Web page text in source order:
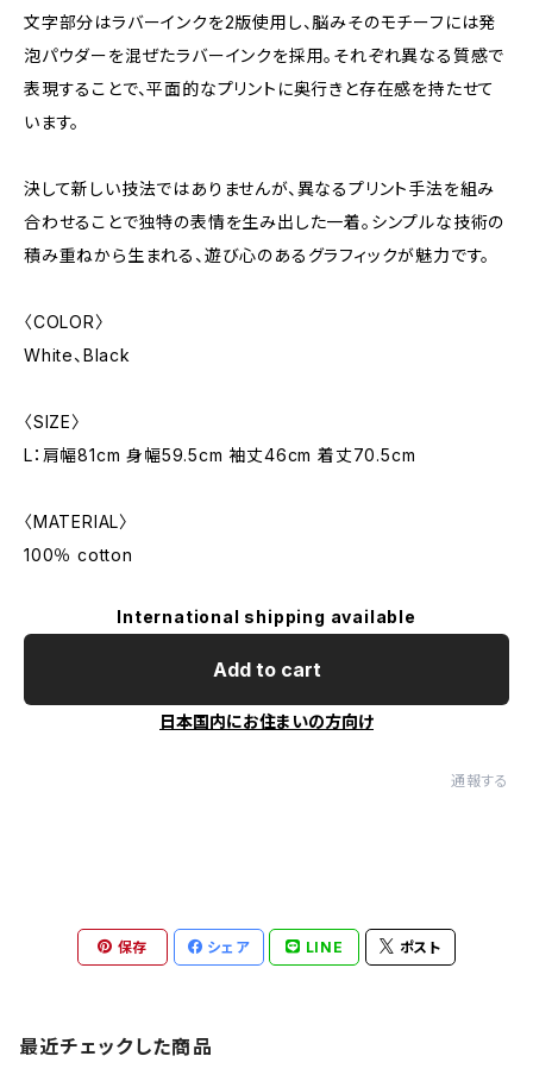
文字部分はラバーインクを2版使用し、脳みそのモチーフには発
泡パウダーを混ぜたラバーインクを採用。それぞれ異なる質感で
表現することで、平面的なプリントに奥行きと存在感を持たせて
います。
決して新しい技法ではありませんが、異なるプリント手法を組み
合わせることで独特の表情を生み出した一着。シンプルな技術の
積み重ねから生まれる、遊び心のあるグラフィックが魅力です。
〈COLOR〉
White、Black
〈SIZE〉
L：肩幅81cm 身幅59.5cm 袖丈46cm 着丈70.5cm
〈MATERIAL〉
100％ cotton
International shipping available
Add to cart
日本国内にお住まいの方向け
通報する
保存 シェア LINE ポスト
最近チェックした商品